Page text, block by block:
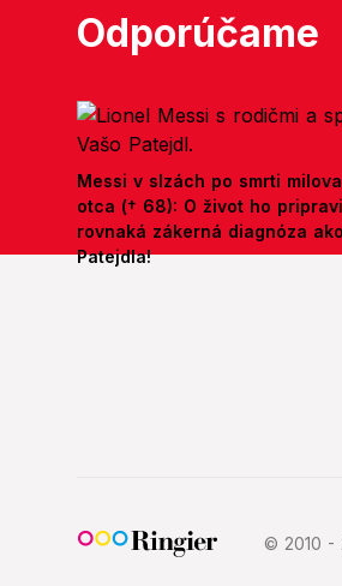
Odporúčame
Messi v slzách po smrti
otca († 68): O život ho
rovnaká zákerná diagnóza ako
Patejdla!
© 2010 -